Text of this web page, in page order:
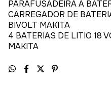
PARAFUSADEIRA A
CARREGADOR DE
BIVOLT MAKITA
4 BATERIAS DE LITIO 18
MAKITA